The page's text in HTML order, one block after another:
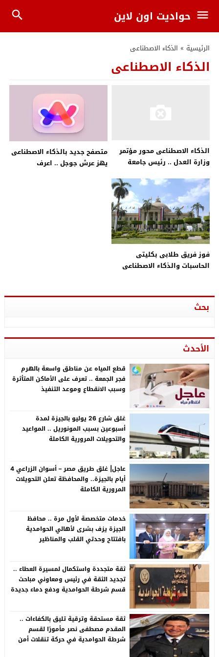
حواديت اون لاين
الرئيسية » الذكاء الاصطناعى
الذكاء الاصطناعى
الذكاء الاصطناعى محور مؤتمر
وزارة العدل .. رئيس جامعة
متصفح جديد بالذكاء الاصطناعى
يهز عرش جوجل .. اعرف
فوز فريق طلابى بكليتى
الحاسبات والذكاء الاصطناعى
العسكرية الدولية
بحث
الأحدث
قطع المياه عن مناطق واسعة بالهرم
فجر الجمعة .. تعرف على الأماكن المتأثرة
وسبب الانقطاع وموعد التنفيذ
غلق شارع 26 يوليو بالجيزة لمدة
أسبوعين بسبب المونوريل .. المواعيد
والتحويلات المرورية الكاملة
عاجل| غلق طريق مصر – أسوان الزراعي 4
أيام بالجيزة.. والمحافظة تعلن التحويلات
المرورية الكاملة
خدمات متخصصة لأول مرة .. محافظ
الجيزة يزف بشرى لأهالي الحوامدية
بافتتاح وحدتي القلب والمناظير
ثقة متجددة واستكمال لمسيرة العطاء ..
تجديد الثقة في رئيس ومعاوني مباحث
قسم شرطة الحوامدية ودفع دماء جديدة
ثقة مستحقة وترقية تليق بالكفاءات ..
المقدم مصطفى نصر مأمورًا لقسم
شرطة الحوامدية في حركة تنقلات أمن